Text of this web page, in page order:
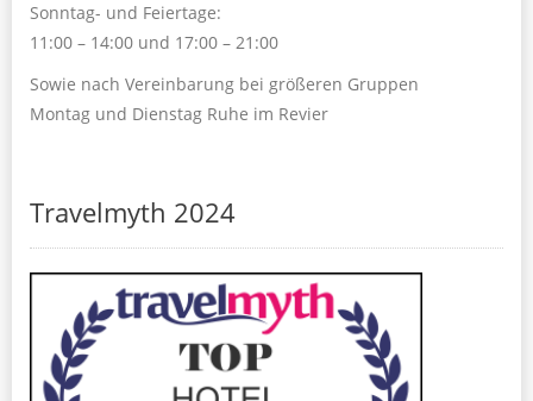
Sonntag- und Feiertage:
11:00 – 14:00 und 17:00 – 21:00
Sowie nach Vereinbarung bei größeren Gruppen
Montag und Dienstag Ruhe im Revier
Travelmyth 2024